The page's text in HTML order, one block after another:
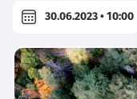
30.06.2023 • 10:00